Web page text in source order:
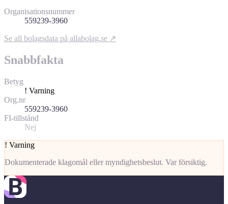
Organisationsnummer
559239-3960
Se all bolagsdata på allabolag.se ↗
Snabbfakta
Betyg
! Varning
Org.nr
559239-3960
FI-tillstånd
Nej
! Varning
Dokumenterade klagomål eller myndighetsbeslut. Var försiktig.